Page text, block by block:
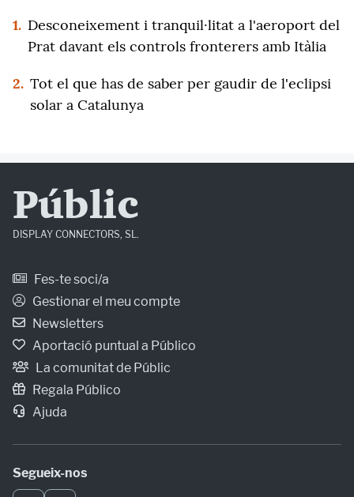
1. Desconeixement i tranquil·litat a l'aeroport del
Prat davant els controls fronterers amb Itàlia
2. Tot el que has de saber per gaudir de l'eclipsi
solar a Catalunya
Públic
DISPLAY CONNECTORS, SL.
Fes-te soci/a
Gestionar el meu compte
Newsletters
Aportació puntual a Público
La comunitat de Públic
Regala Público
Ajuda
Segueix-nos